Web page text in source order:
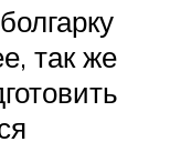
так же